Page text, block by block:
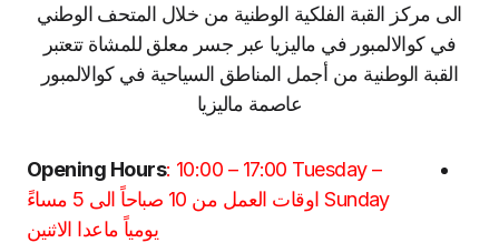
الى مركز القبة الفلكية الوطنية من خلال المتحف الوطني
في كوالالمبور في ماليزيا عبر جسر معلق للمشاة تتعتبر
القبة الوطنية من أجمل المناطق السياحية في كوالالمبور
عاصمة ماليزيا
Opening Hours: 10:00 – 17:00 Tuesday –
Sunday اوقات العمل من 10 صباحاً الى 5 مساءً
يومياً ماعدا الاثنين